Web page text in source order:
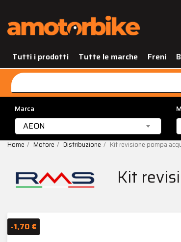
Tutti i prodotti Tutte le marche Freni
Marca
AEON
Home Motore Distribuzione Kit revisione pompa
Kit
-1,70 €